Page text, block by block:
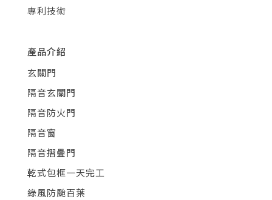
專利技術
產品介紹
玄關門
隔音玄關門
隔音防火門
隔音窗
隔音摺疊門
乾式包框一天完工
綠風防颱百葉